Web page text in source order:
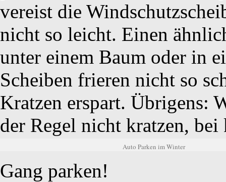
vereist die
nicht so leicht. Einen
unter einem Baum oder in
Scheiben frieren nicht so
Kratzen erspart. Übrigens:
der Regel nicht kratzen,
Auto Parken im Winter
Gang parken!